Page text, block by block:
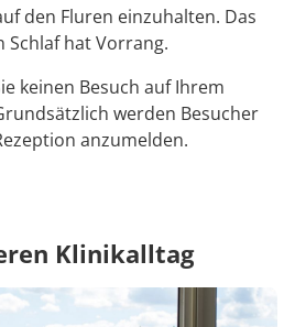
den Fluren einzuhalten. Das
Schlaf hat Vorrang.
keinen Besuch auf Ihrem
werden Besucher
anzumelden.
Klinikalltag